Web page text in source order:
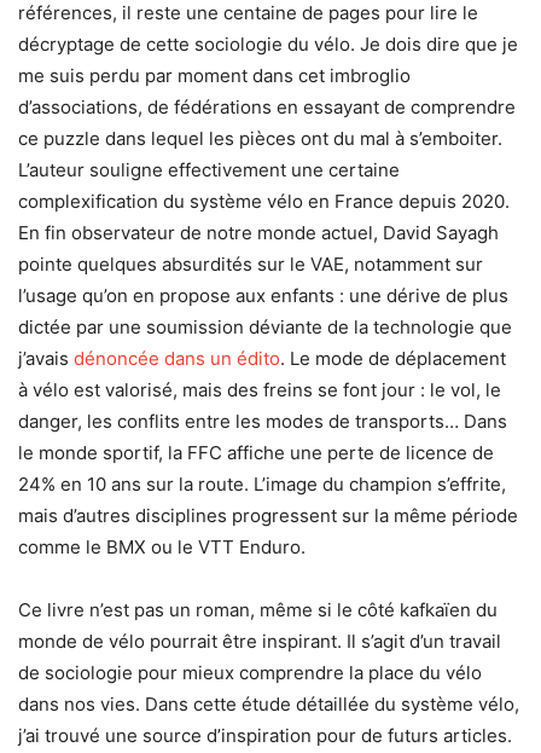
références, il reste une centaine de pages pour lire le
décryptage de cette sociologie du vélo. Je dois dire que je
me suis perdu par moment dans cet imbroglio
d’associations, de fédérations en essayant de comprendre
ce puzzle dans lequel les pièces ont du mal à s’emboiter.
L’auteur souligne effectivement une certaine
complexification du système vélo en France depuis 2020.
En fin observateur de notre monde actuel, David Sayagh
pointe quelques absurdités sur le VAE, notamment sur
l’usage qu’on en propose aux enfants : une dérive de plus
dictée par une soumission déviante de la technologie que
j’avais dénoncée dans un édito. Le mode de déplacement
à vélo est valorisé, mais des freins se font jour : le vol, le
danger, les conflits entre les modes de transports… Dans
le monde sportif, la FFC affiche une perte de licence de
24% en 10 ans sur la route. L’image du champion s’effrite,
mais d’autres disciplines progressent sur la même période
comme le BMX ou le VTT Enduro.
Ce livre n’est pas un roman, même si le côté kafkaïen du
monde de vélo pourrait être inspirant. Il s’agit d’un travail
de sociologie pour mieux comprendre la place du vélo
dans nos vies. Dans cette étude détaillée du système vélo,
j’ai trouvé une source d’inspiration pour de futurs articles.